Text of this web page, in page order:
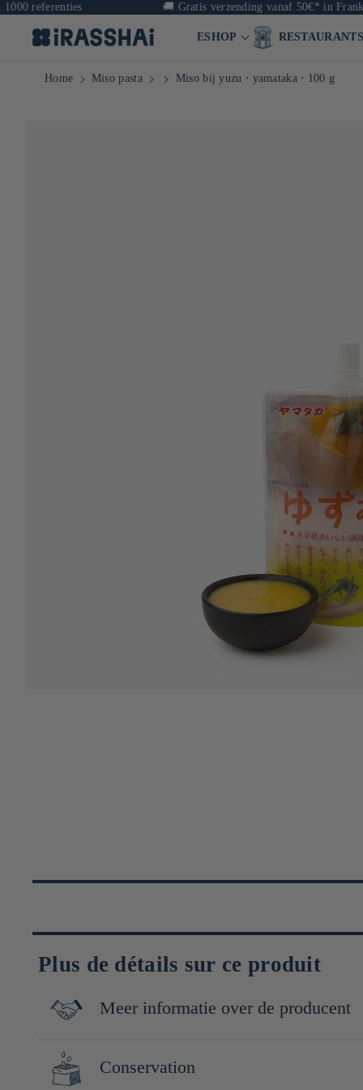
Gratis verzending vanaf 50€* in Frankrijk &
ESHOP RESTAURANTS
Home Miso pasta Miso bij yuzu ⋅ yamataka ⋅ 100 g
Plus de détails sur ce produit
Meer informatie over de producent
Yamataka Miso perpétue l’art du miso avec un soin
la tradition japonaise avec rigueur et passion. Le riz et le soja,
Conservation